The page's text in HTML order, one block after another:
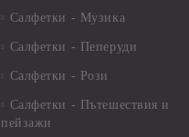
Салфетки - Музика
Салфетки - Пеперуди
Салфетки - Рози
Салфетки - Пътешествия и
пейзажи